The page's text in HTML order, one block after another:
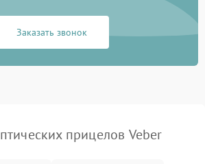
1000 ₽
Заказать звонок
прицелов Veber